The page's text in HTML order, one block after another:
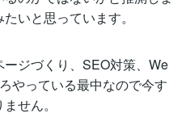
いと思っています。
ジづくり、SEO対策、We
やっている最中なので今す
せん。